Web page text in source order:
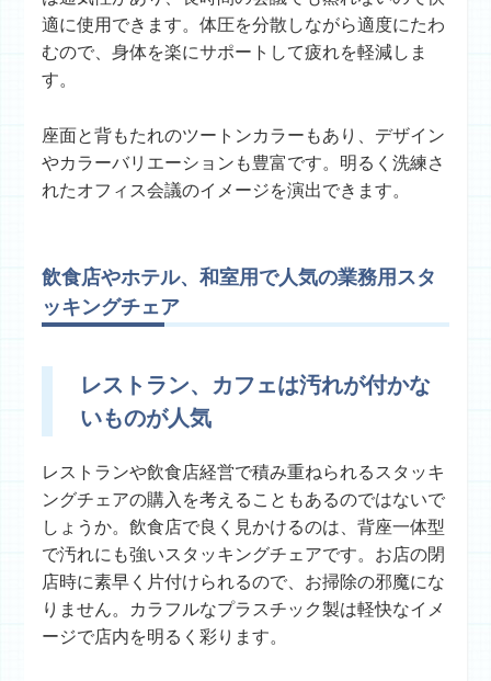
適に使用できます。体圧を分散しながら適度にたわ
むので、身体を楽にサポートして疲れを軽減しま
す。
座面と背もたれのツートンカラーもあり、デザイン
やカラーバリエーションも豊富です。明るく洗練さ
れたオフィス会議のイメージを演出できます。
飲食店やホテル、和室用で人気の業務用スタ
ッキングチェア
レストラン、カフェは汚れが付かな
いものが人気
レストランや飲食店経営で積み重ねられるスタッキ
ングチェアの購入を考えることもあるのではないで
しょうか。飲食店で良く見かけるのは、背座一体型
で汚れにも強いスタッキングチェアです。お店の閉
店時に素早く片付けられるので、お掃除の邪魔にな
りません。カラフルなプラスチック製は軽快なイメ
ージで店内を明るく彩ります。